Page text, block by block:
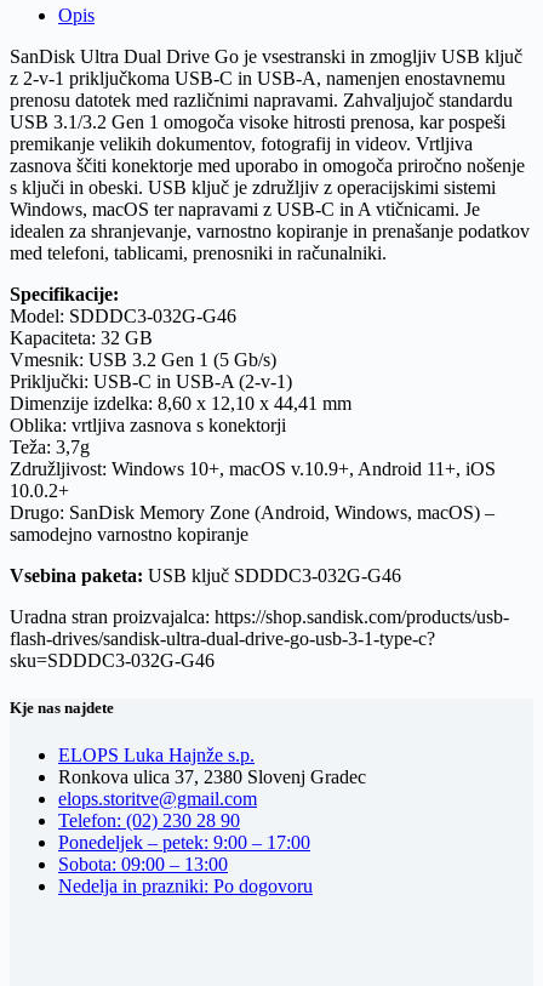
USB-
C/A
3.2
USB
ključ
(črn)
količina
Opis
SanDisk Ultra Dual Drive Go je vsestranski in zmogljiv USB ključ
z 2-v-1 priključkoma USB-C in USB-A, namenjen enostavnemu
prenosu datotek med različnimi napravami. Zahvaljujoč standardu
USB 3.1/3.2 Gen 1 omogoča visoke hitrosti prenosa, kar pospeši
premikanje velikih dokumentov, fotografij in videov. Vrtljiva
zasnova ščiti konektorje med uporabo in omogoča priročno nošenje
s ključi in obeski. USB ključ je združljiv z operacijskimi sistemi
Windows, macOS ter napravami z USB-C in A vtičnicami. Je
idealen za shranjevanje, varnostno kopiranje in prenašanje podatkov
med telefoni, tablicami, prenosniki in računalniki.
Specifikacije:
Model: SDDDC3-032G-G46
Kapaciteta: 32 GB
Vmesnik: USB 3.2 Gen 1 (5 Gb/s)
Priključki: USB-C in USB-A (2-v-1)
Dimenzije izdelka: 8,60 x 12,10 x 44,41 mm
Oblika: vrtljiva zasnova s konektorji
Teža: 3,7g
Združljivost: Windows 10+, macOS v.10.9+, Android 11+, iOS
10.0.2+
Drugo: SanDisk Memory Zone (Android, Windows, macOS) –
samodejno varnostno kopiranje
Vsebina paketa: USB ključ SDDDC3-032G-G46
Uradna stran proizvajalca: https://shop.sandisk.com/products/usb-
flash-drives/sandisk-ultra-dual-drive-go-usb-3-1-type-c?
sku=SDDDC3-032G-G46
Kje nas najdete
ELOPS Luka Hajnže s.p.
Ronkova ulica 37, 2380 Slovenj Gradec
elops.storitve@gmail.com
Telefon: (02) 230 28 90
Ponedeljek – petek: 9:00 – 17:00
Sobota: 09:00 – 13:00
Nedelja in prazniki: Po dogovoru